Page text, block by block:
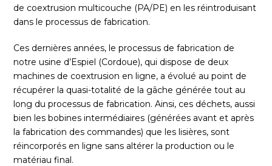
de coextrusion multicouche (PA/PE) en les réintroduisant
dans le processus de fabrication.
Ces dernières années, le processus de fabrication de
notre usine d’Espiel (Cordoue), qui dispose de deux
machines de coextrusion en ligne, a évolué au point de
récupérer la quasi-totalité de la gâche générée tout au
long du processus de fabrication. Ainsi, ces déchets, aussi
bien les bobines intermédiaires (générées avant et après
la fabrication des commandes) que les lisières, sont
réincorporés en ligne sans altérer la production ou le
matériau final.